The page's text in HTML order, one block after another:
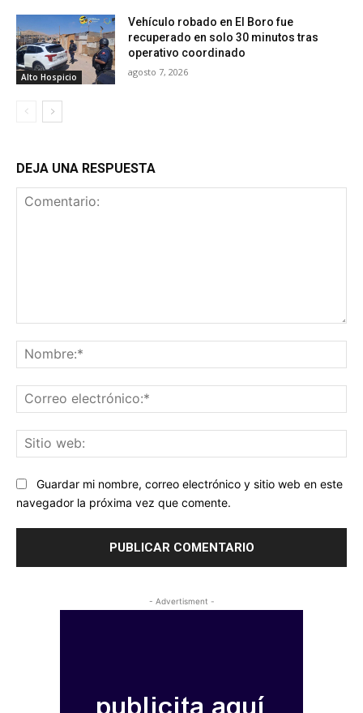
Alto Hospicio
Vehículo robado en El Boro fue
recuperado en solo 30 minutos tras
operativo coordinado
agosto 7, 2026
DEJA UNA RESPUESTA
Guardar mi nombre, correo electrónico y sitio web en este
navegador la próxima vez que comente.
- Advertisment -